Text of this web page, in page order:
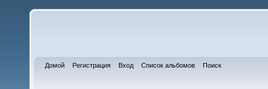
Домой Регистрация Вход Список альбомов Поиск